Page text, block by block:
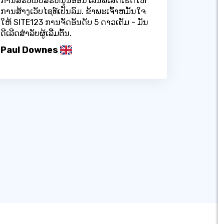
ການສ້າງເວັບໄຊທ໌ເປັນລົມ. ຂ້າພະເຈົ້າຫມັ້ນໃຈ
ໃຫ້ SITE123 ການຈັດອັນດັບ 5 ດາວເຕັມ - ມັນ
ດີເລີດສໍາລັບຜູ້ເລີ່ມຕົ້ນ.
Paul Downes